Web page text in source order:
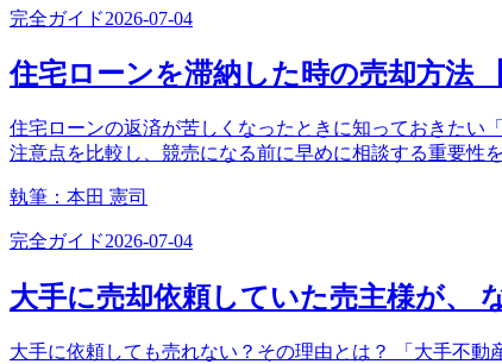
完全ガイド2026-07-04
住宅ローンを滞納した時の売却方法
住宅ローンの返済が苦しくなったときに知っておきたい
注意点を比較し、競売になる前に早めに相談する重要性を
執筆： 本田 憲司
完全ガイド2026-07-04
大手に売却依頼していた売主様が、
大手に依頼しても売れない？その理由とは？ 「大手不